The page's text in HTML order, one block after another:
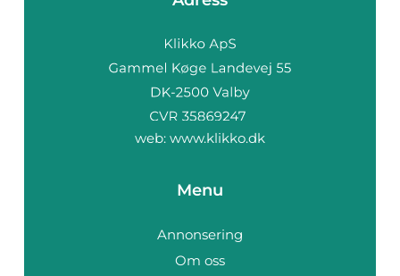
web: www.klikko.dk
Menu
Annonsering
Om oss